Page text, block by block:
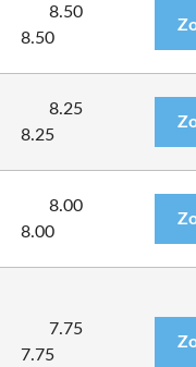
8.50
8.50
8.25
8.25
8.00
8.00
7.75
7.75